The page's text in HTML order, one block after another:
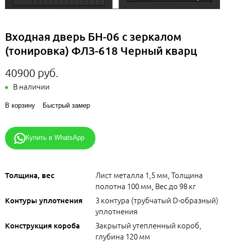
Входная дверь БН-06 с зеркалом
(тонировка) ФЛЗ-618 Черный кварц
40900 руб.
В наличии
В корзину Быстрый замер
Купить в WhatsApp
Толщина, вес
Лист металла 1,5 мм, Толщина
полотна 100 мм, Вес до 98 кг
Контуры уплотнения
3 контура (трубчатый D-образный)
уплотнения
Конструкция короба
Закрытый утепленный короб,
глубина 120 мм